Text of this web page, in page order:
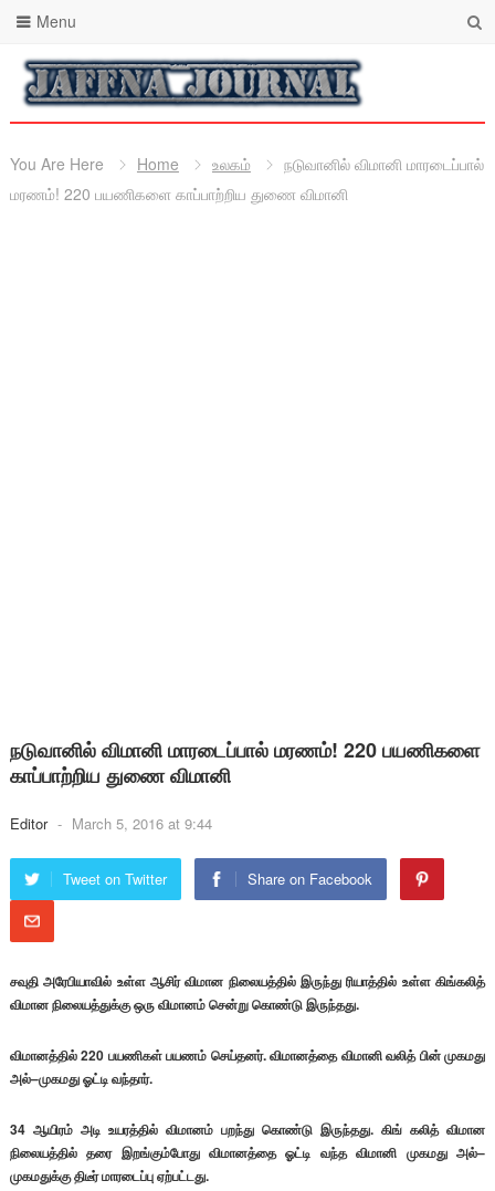
Menu
You Are Here Home உலகம்
நடுவானில் விமானி மாரடைப்பால்
மரணம்! 220 பயணிகளை காப்பாற்றிய துணை விமானி
நடுவானில் விமானி மாரடைப்பால் மரணம்! 220 பயணிகளை
காப்பாற்றிய துணை விமானி
Editor - March 5, 2016 at 9:44
Tweet on Twitter Share on Facebook
சவுதி அரேபியாவில் உள்ள ஆசிர் விமான நிலையத்தில் இருந்து ரியாத்தில் உள்ள கிங்கலித்
விமான நிலையத்துக்கு ஒரு விமானம் சென்று கொண்டு இருந்தது.
விமானத்தில் 220 பயணிகள் பயணம் செய்தனர். விமானத்தை விமானி வலித் பின் முகமது
அல்–முகமது ஓட்டி வந்தார்.
34 ஆயிரம் அடி உயரத்தில் விமானம் பறந்து கொண்டு இருந்தது. கிங் கலித் விமான
நிலையத்தில் தரை இறங்கும்போது விமானத்தை ஓட்டி வந்த விமானி முகமது அல்–
முகமதுக்கு திடீர் மாரடைப்பு ஏற்பட்டது.